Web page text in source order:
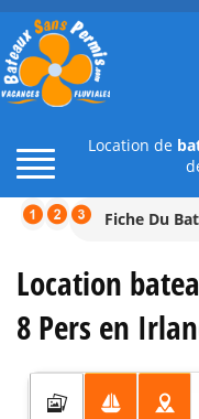
Location de
Fiche Du
Location
8 Pers en